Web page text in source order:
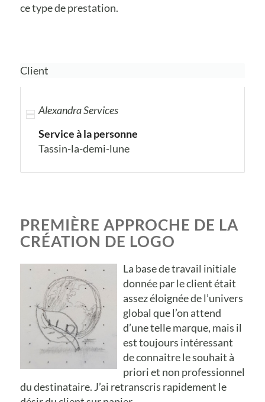
ce type de prestation.
Client
Alexandra Services
Service à la personne
Tassin-la-demi-lune
PREMIÈRE APPROCHE DE LA
CRÉATION DE LOGO
La base de travail initiale
donnée par le client était
assez éloignée de l’univers
global que l’on attend
d’une telle marque, mais il
est toujours intéressant
de connaitre le souhait à
priori et non professionnel
du destinataire. J’ai retranscris rapidement le